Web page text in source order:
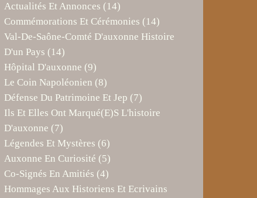
Actualités Et Annonces (14)
Commémorations Et Cérémonies (14)
Val-De-Saône-Comté D'auxonne Histoire
D'un Pays (14)
Hôpital D'auxonne (9)
Le Coin Napoléonien (8)
Défense Du Patrimoine Et Jep (7)
Ils Et Elles Ont Marqué(e)s L'histoire
D'auxonne (7)
Légendes Et Mystères (6)
Auxonne En Curiosité (5)
Co-Signés En Amitiés (4)
Hommages Aux Historiens Et Ecrivains